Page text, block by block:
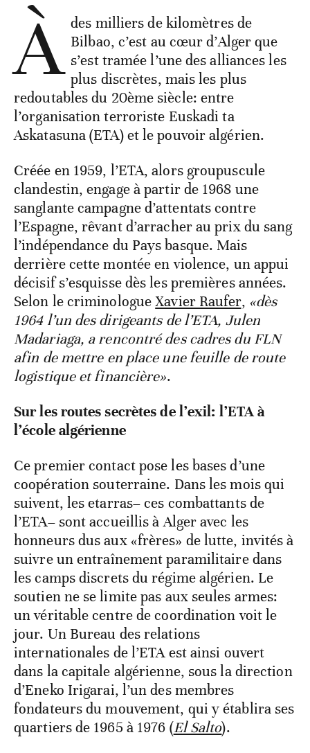
À des milliers de kilomètres de
Bilbao, c’est au cœur d’Alger que
s’est tramée l’une des alliances les
plus discrètes, mais les plus
redoutables du 20ème siècle: entre
l’organisation terroriste Euskadi ta
Askatasuna (ETA) et le pouvoir algérien.
Créée en 1959, l’ETA, alors groupuscule
clandestin, engage à partir de 1968 une
sanglante campagne d’attentats contre
l’Espagne, rêvant d’arracher au prix du sang
l’indépendance du Pays basque. Mais
derrière cette montée en violence, un appui
décisif s’esquisse dès les premières années.
Selon le criminologueXavier Raufer, «dès
1964 l’un des dirigeants de l’ETA, Julen
Madariaga, a rencontré des cadres du FLN
afin de mettre en place une feuille de route
logistique et financière».
Sur les routes secrètes de l’exil: l’ETA à
l’école algérienne
Ce premier contact pose les bases d’une
coopération souterraine. Dans les mois qui
suivent, les etarras– ces combattants de
l’ETA– sont accueillis à Alger avec les
honneurs dus aux «frères» de lutte, invités à
suivre un entraînement paramilitaire dans
les camps discrets du régime algérien. Le
soutien ne se limite pas aux seules armes:
un véritable centre de coordination voit le
jour. Un Bureau des relations
internationales de l’ETA est ainsi ouvert
dans la capitale algérienne, sous la direction
d’Eneko Irigarai, l’un des membres
fondateurs du mouvement, qui y établira ses
quartiers de 1965 à 1976 (El Salto).